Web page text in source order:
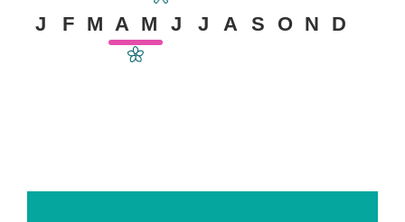
J F M A M J J A S O N D